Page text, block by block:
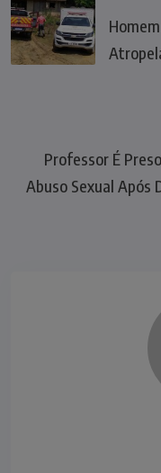
Professor É
Abuso Sexual Após